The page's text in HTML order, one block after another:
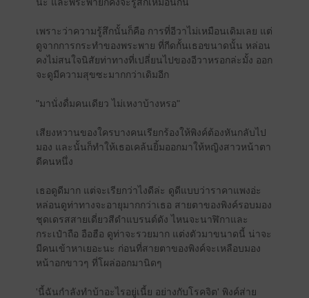
เพราะว่าความรู้สึกนั้นก็คือ การที่อีวาไม่เหมือนเดิมเลย แต่
ดูจากการกระทำของพระพาย ที่กีดกั้นเธอขนาดนั้น หล่อน
คงไม่สนใจนิสัยท่าทางที่เปลี่ยนไปของอีวาหรอกล่ะมั้ง ออก
จะดูมีความสุขซะมากกว่าเดิมอีก
"มานั่งดื่มคนเดียว ไม่เหงาบ้างหรอ"
เสียงหวานของใครบางคนเรียกร้องให้พิงค์ต้องหันกลับไป
มอง และนั้นก็ทำให้เธอเคล้นยิ้มออกมาให้หญิงสาวหน้าตา
ดีคนหนึ่ง
เธอดูดีมาก แต่จะเรียกว่าไงดีล่ะ ดูดีแบบว่าราคาแพงอ่ะ
หล่อนดูท่าทางจะอายุมากกว่าเธอ สายตาของพิงค์รอบมอง
ชุดเดรสสายเดี่ยวสีดำแบรนด์ดัง ไหนจะนาฬิกาและ
กระเป๋าถือ อือฮือ ดูท่าจะรวยมาก แต่งตัวมาขนาดนี้ น่าจะ
มีคนเข้าหาเยอะนะ ก่อนที่สายตาของพิงค์จะเหลือบมอง
หน้าอกขาวๆ ที่โผล่ออกมานิดๆ
'นี้ฉันกำลังทำบ้าอะไรอยู่เนี้ย อย่างกับโรคจิต' พิงค์ส่าย